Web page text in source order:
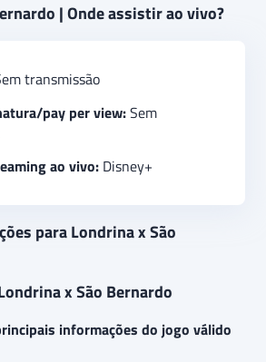
| Onde assistir ao vivo?
transmissão
pay per view:Sem
ao vivo: Disney+
para Londrina x São
x São Bernardo
informações do jogo válido